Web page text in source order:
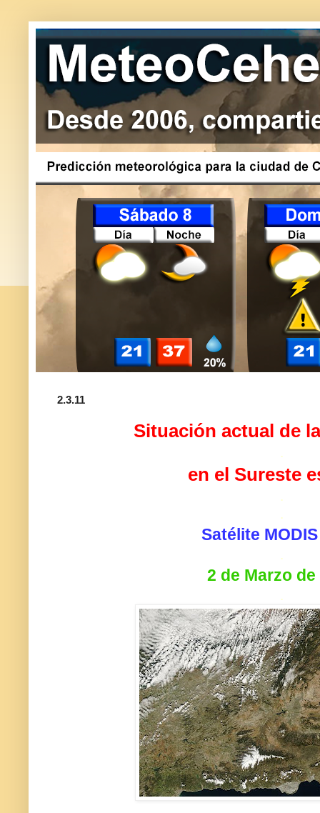
2.3.11
Situación actual de
.
en el Sureste
.
.
Satélite
.
2 de Marzo de
.